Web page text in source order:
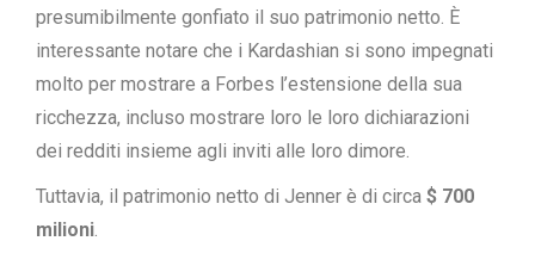
presumibilmente gonfiato il suo patrimonio netto. È
interessante notare che i Kardashian si sono impegnati
molto per mostrare a Forbes l’estensione della sua
ricchezza, incluso mostrare loro le loro dichiarazioni
dei redditi insieme agli inviti alle loro dimore.
Tuttavia, il patrimonio netto di Jenner è di circa $ 700
milioni